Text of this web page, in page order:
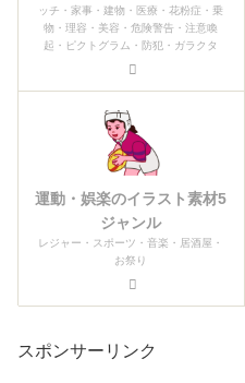
ッチ・家事・建物・医療・花粉症・乗
物・理容・美容・危険警告・注意喚
起・ピクトグラム・防犯・ガラクタ
運動・娯楽のイラスト素材5
ジャンル
レジャー・スポーツ・音楽・居酒屋・
お祭り
スポンサーリンク